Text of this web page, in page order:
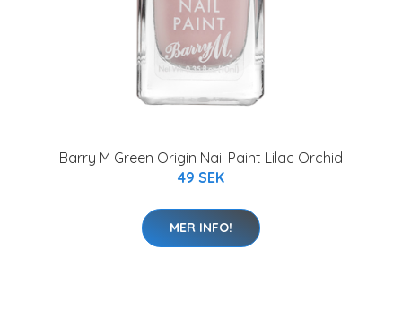
Barry M Green Origin Nail Paint Lilac Orchid
49 SEK
MER INFO!